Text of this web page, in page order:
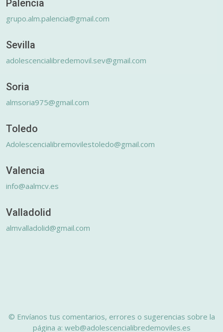
Palencia
grupo.alm.palencia@gmail.com
Sevilla
adolescencialibredemovil.sev@gmail.com
Soria
almsoria975@gmail.com
Toledo
Adolescencialibremovilestoledo@gmail.com
Valencia
info@aalmcv.es
Valladolid
almvalladolid@gmail.com
© Envíanos tus comentarios, errores o sugerencias sobre la
página a: web@adolescencialibredemoviles.es